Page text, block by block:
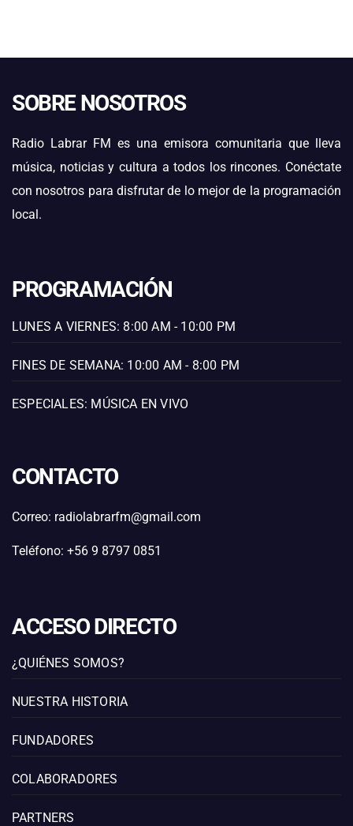
SOBRE NOSOTROS
Radio Labrar FM es una emisora comunitaria que lleva
música, noticias y cultura a todos los rincones. Conéctate
con nosotros para disfrutar de lo mejor de la programación
local.
PROGRAMACIÓN
LUNES A VIERNES: 8:00 AM - 10:00 PM
FINES DE SEMANA: 10:00 AM - 8:00 PM
ESPECIALES: MÚSICA EN VIVO
CONTACTO
Correo: radiolabrarfm@gmail.com
Teléfono: +56 9 8797 0851
ACCESO DIRECTO
¿QUIÉNES SOMOS?
NUESTRA HISTORIA
FUNDADORES
COLABORADORES
PARTNERS